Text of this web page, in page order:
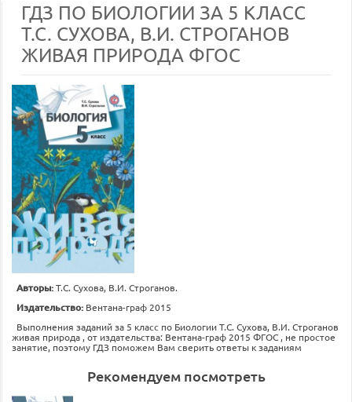
ГДЗ ПО БИОЛОГИИ ЗА 5 КЛАСС
Т.С. СУХОВА, В.И. СТРОГАНОВ
ЖИВАЯ ПРИРОДА ФГОС
Авторы:Т.С. Сухова, В.И. Строганов.
Издательство: Вентана-граф 2015
Выполнения заданий за 5 класс по Биологии Т.С. Сухова, В.И. Строганов
живая природа , от издательства: Вентана-граф 2015 ФГОС , не простое
занятие, поэтому ГДЗ поможем Вам сверить ответы к заданиям
Рекомендуем посмотреть